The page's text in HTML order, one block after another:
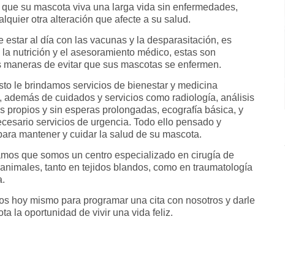
su mascota viva una larga vida sin enfermedades,
otra alteración que afecte a su salud.
estar al día con las vacunas y la desparasitación, es
la nutrición y el asesoramiento médico, estas son
maneras de evitar que sus mascotas se enfermen.
le brindamos servicios de bienestar y medicina
además de cuidados y servicios como radiología, análisis
propios y sin esperas prolongadas, ecografía básica, y
servicios de urgencia. Todo ello pensado y
mantener y cuidar la salud de su mascota.
que somos un centro especializado en cirugía de
tanto en tejidos blandos, como en traumatología
hoy mismo para programar una cita con nosotros y darle
la oportunidad de vivir una vida feliz.